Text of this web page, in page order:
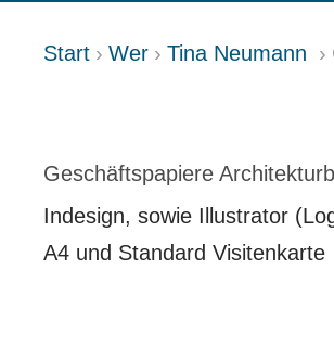
Start Wer Tina Neumann
Geschäftspapiere
Indesign, sowie Illustrator
A4 und Standard Visitenkarte